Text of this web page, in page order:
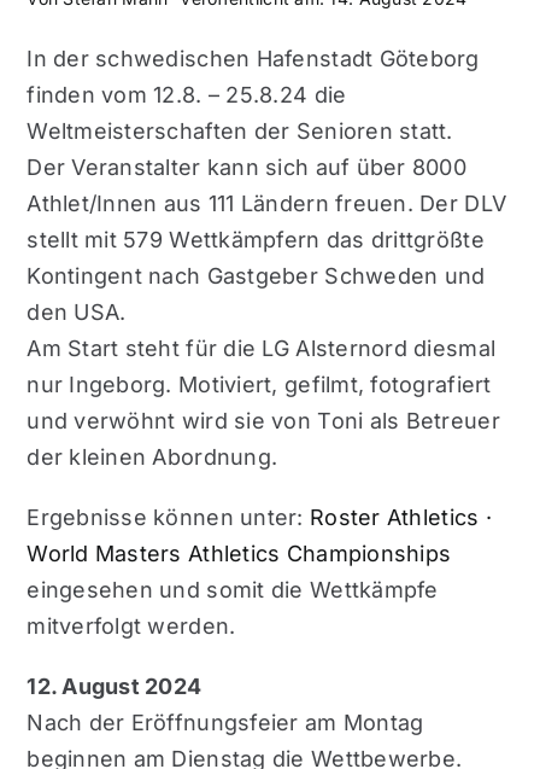
In der schwedischen Hafenstadt Göteborg
finden vom 12.8. – 25.8.24 die
Weltmeisterschaften der Senioren statt.
Der Veranstalter kann sich auf über 8000
Athlet/Innen aus 111 Ländern freuen. Der DLV
stellt mit 579 Wettkämpfern das drittgrößte
Kontingent nach Gastgeber Schweden und
den USA.
Am Start steht für die LG Alsternord diesmal
nur Ingeborg. Motiviert, gefilmt, fotografiert
und verwöhnt wird sie von Toni als Betreuer
der kleinen Abordnung.
Ergebnisse können unter: Roster Athletics ·
World Masters Athletics Championships
eingesehen und somit die Wettkämpfe
mitverfolgt werden.
12. August 2024
Nach der Eröffnungsfeier am Montag
beginnen am Dienstag die Wettbewerbe.